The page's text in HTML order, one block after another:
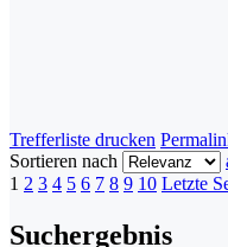
Trefferliste drucken
Sortieren nach
1 2 3 4 5 6 7 8 9 10 Letzte
Suchergebnis